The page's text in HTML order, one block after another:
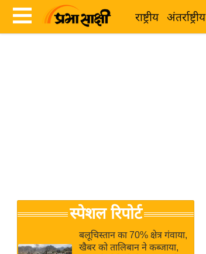
राष्ट्रीय अंतर्राष्ट्रीय
Breaking
News in
जगत
राय
स्पेशल रिपोर्ट
बलूचिस्तान का 70% क्षेत्र गंवाया,
खैबर को तालिबान ने कब्जाया,